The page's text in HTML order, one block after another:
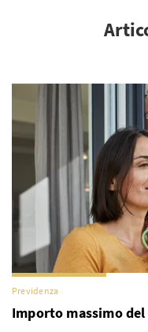
Previdenza
Importo massimo